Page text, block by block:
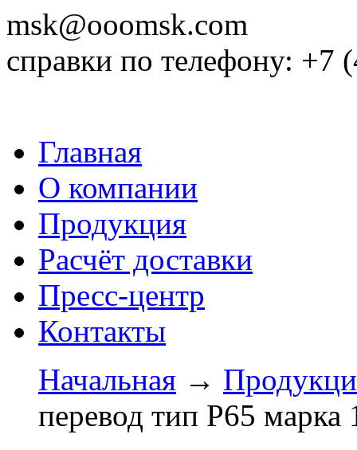
msk@ooomsk.com
справки по телефону: +7
Главная
О компании
Продукция
Расчёт доставки
Пресс-центр
Контакты
Начальная →
перевод тип Р65